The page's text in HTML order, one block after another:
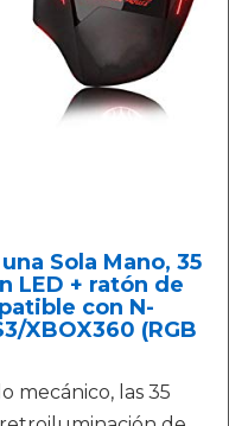
Sola Mano, 35
LED + ratón de
con N-
XBOX360 (RGB
mecánico, las 35